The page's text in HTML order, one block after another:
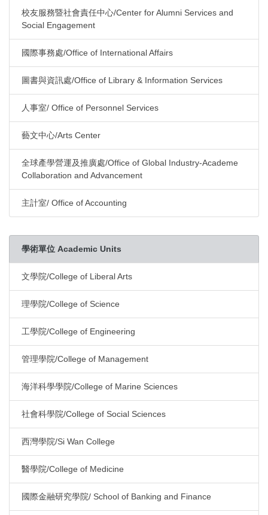
校友服務暨社會責任中心/Center for Alumni Services and
Social Engagement
國際事務處/Office of International Affairs
圖書與資訊處/Office of Library & Information Services
人事室/ Office of Personnel Services
藝文中心/Arts Center
全球產學營運及推廣處/Office of Global Industry-Academe
Collaboration and Advancement
主計室/ Office of Accounting
學術單位 Academic Units
文學院/College of Liberal Arts
理學院/College of Science
工學院/College of Engineering
管理學院/College of Management
海洋科學學院/College of Marine Sciences
社會科學院/College of Social Sciences
西灣學院/Si Wan College
醫學院/College of Medicine
國際金融研究學院/ School of Banking and Finance